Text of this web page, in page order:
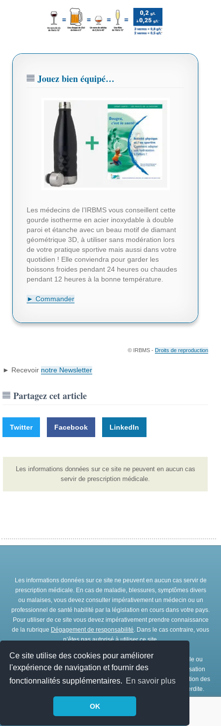
Ce site utilise des cookies pour améliorer
l'expérience de navigation et fournir des
fonctionnalités supplémentaires. En savoir plus
OK
Jouez bien équipé…
Les médecins de l’IRBMS vous conseillent cette
gourde isotherme en acier inoxydable à double
paroi et étanche avec un beau motif de diamant
géométrique 3D, à utiliser sans modération lors
de votre pratique sportive mais aussi dans votre
quotidien ! Elle conviendra pour garder les
boissons froides pendant 24 heures ou chaudes
pendant 12 heures à la bonne température.
► Commander
© IRBMS - Droits de reproduction
► Recevoir notre Newsletter
Partagez cet article
Twitter Facebook LinkedIn
Les informations données sur ce site ne peuvent en aucun cas
servir de prescription médicale.
Les informations données sur ce site ne peuvent en aucun cas servir de
prescription médicale. En cas de maladie, blessures, symptômes divers
ou malaises, vous devez consulter impérativement un médecin ou un
professionnel de santé habilité par la législation en cours dans votre pays.
Pour utiliser de ce site vous devez impérativement prendre connaissance
de la rubrique Dégagement de responsabilité. Dans le cas contraire, vous
n’êtes pas autorisé à utiliser ce site.
Toute représentation et/ou reproduction et/ou exploitation partielle ou
totale de ce site, par quelques procédés que ce soit, sans l’autorisation
expresse et préalable de l’association IRBMS est interdite. L’utilisation des
ressources de ce site à des fins commerciales est strictement interdite.
© Copyright 1979 - 2026. Tous droits réservés